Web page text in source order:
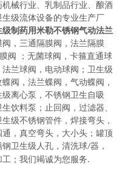
械行业、乳制品行业、酿酒
级流体设备的专业生产厂
级制药用米勒不锈钢气动法兰
阀，三通隔膜阀，法兰隔膜
阀 ；无菌球阀 ，卡箍直通球
兰球阀，电动球阀 ；卫生级
阀，法兰蝶阀，气动蝶阀，
离心泵，不锈钢卫生自吸
饮料泵 ； 止回阀，过滤器、
生级不锈钢管件 ，焊接弯头，
，真空弯头，大小头 ；罐顶
卫生级人孔，清洗球/器，
工 ；我们竭诚为您服务.